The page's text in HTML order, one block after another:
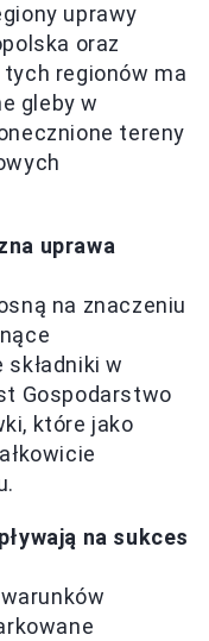
uprawy
oraz
regionów ma
gleby w
tereny
uprawa
na znaczeniu
w
Gospodarstwo
które jako
na sukces